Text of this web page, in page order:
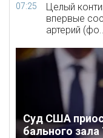
07:25
Целый
впервые
артерий (фо...
Суд США
бального